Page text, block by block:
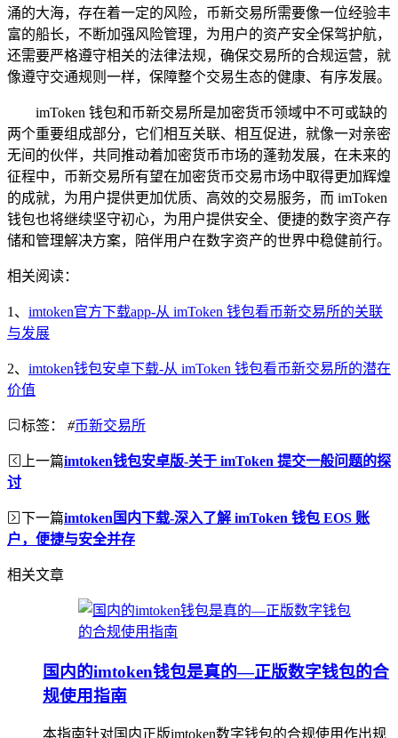
涌的大海，存在着一定的风险，币新交易所需要像一位经验丰
富的船长，不断加强风险管理，为用户的资产安全保驾护航，
还需要严格遵守相关的法律法规，确保交易所的合规运营，就
像遵守交通规则一样，保障整个交易生态的健康、有序发展。
imToken 钱包和币新交易所是加密货币领域中不可或缺的
两个重要组成部分，它们相互关联、相互促进，就像一对亲密
无间的伙伴，共同推动着加密货币市场的蓬勃发展，在未来的
征程中，币新交易所有望在加密货币交易市场中取得更加辉煌
的成就，为用户提供更加优质、高效的交易服务，而 imToken
钱包也将继续坚守初心，为用户提供安全、便捷的数字资产存
储和管理解决方案，陪伴用户在数字资产的世界中稳健前行。
相关阅读：
1、 imtoken官方下载app-从 imToken 钱包看币新交易所的关联
与发展
2、 imtoken钱包安卓下载-从 imToken 钱包看币新交易所的潜在
价值
标签： #币新交易所
上一篇imtoken钱包安卓版-关于 imToken 提交一般问题的探
讨
下一篇imtoken国内下载-深入了解 imToken 钱包 EOS 账
户，便捷与安全并存
相关文章
国内的imtoken钱包是真的—正版数字钱包的合
规使用指南
本指南针对国内正版imtoken数字钱包的合规使用作出规